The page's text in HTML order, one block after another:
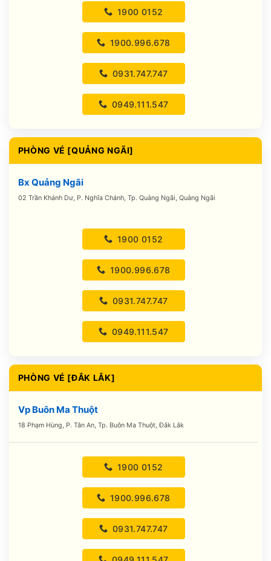
1900 0152
1900.996.678
0931.747.747
0949.111.547
PHÒNG VÉ [QUẢNG NGÃI]
Bx Quảng Ngãi
02 Trần Khánh Dư, P. Nghĩa Chánh, Tp. Quảng Ngãi, Quảng Ngãi
1900 0152
1900.996.678
0931.747.747
0949.111.547
PHÒNG VÉ [ĐẮK LẮK]
Vp Buôn Ma Thuột
18 Phạm Hùng, P. Tân An, Tp. Buôn Ma Thuột, Đắk Lắk
1900 0152
1900.996.678
0931.747.747